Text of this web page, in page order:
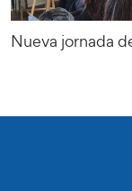
Nueva jornada